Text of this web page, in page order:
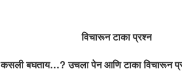
विचारून टाका प्रश्न
कसली बघताय…? उचला पेन आणि टाका विचारून